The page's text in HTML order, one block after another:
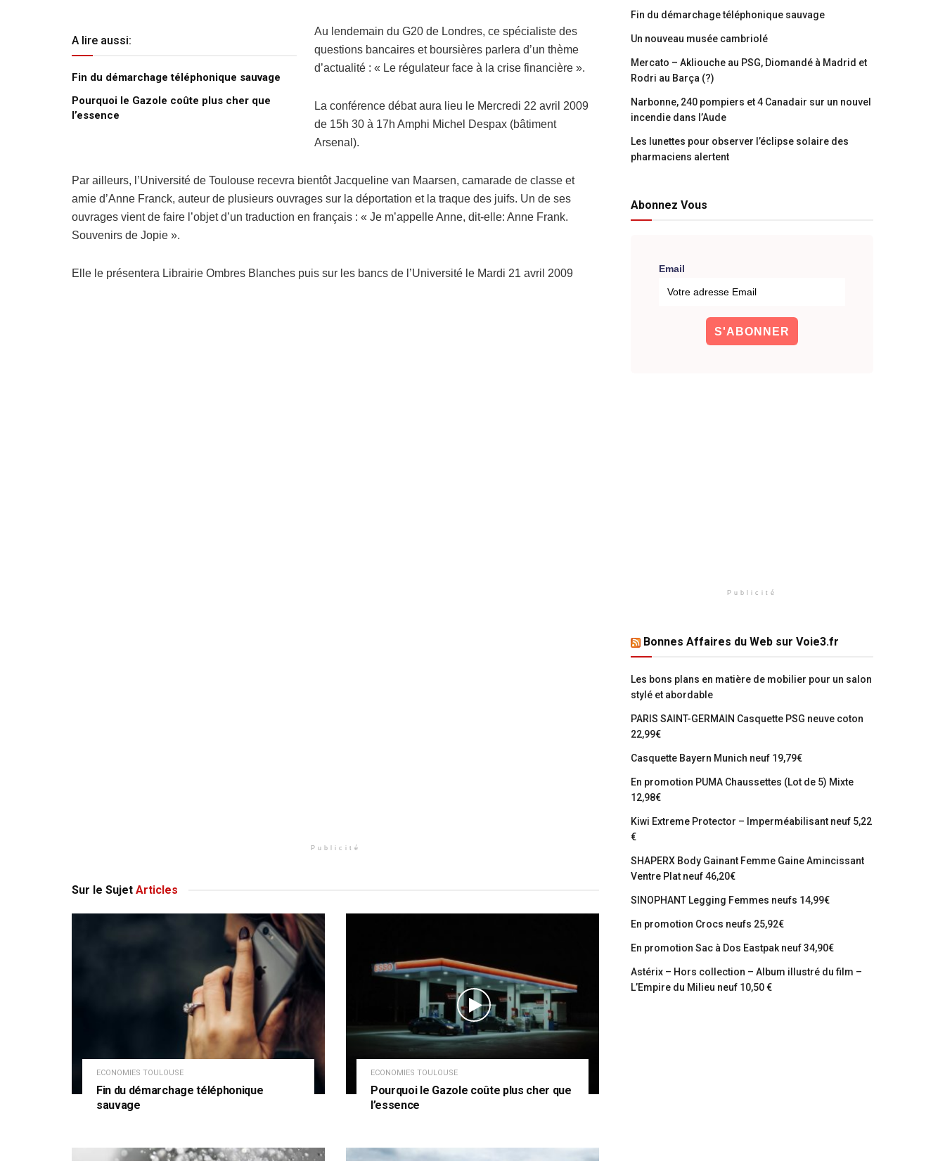
A lire aussi:
Fin du démarchage téléphonique sauvage
Pourquoi le Gazole coûte plus cher que
l’essence
Au lendemain du G20 de Londres, ce spécialiste des
questions bancaires et boursières parlera d’un thème
d’actualité : « Le régulateur face à la crise financière ».
La conférence débat aura lieu le Mercredi 22 avril 2009
de 15h 30 à 17h Amphi Michel Despax (bâtiment
Arsenal).
Par ailleurs, l’Université de Toulouse recevra bientôt Jacqueline van Maarsen, camarade de classe et
amie d’Anne Franck, auteur de plusieurs ouvrages sur la déportation et la traque des juifs. Un de ses
ouvrages vient de faire l’objet d’un traduction en français : « Je m’appelle Anne, dit-elle: Anne Frank.
Souvenirs de Jopie ».
Elle le présentera Librairie Ombres Blanches puis sur les bancs de l’Université le Mardi 21 avril 2009
Publicité
Sur le Sujet Articles
ECONOMIES TOULOUSE
Fin du démarchage téléphonique
sauvage
ECONOMIES TOULOUSE
Pourquoi le Gazole coûte plus cher que
l’essence
Fin du démarchage téléphonique sauvage
Un nouveau musée cambriolé
Mercato – Akliouche au PSG, Diomandé à Madrid et
Rodri au Barça (?)
Narbonne, 240 pompiers et 4 Canadair sur un nouvel
incendie dans l’Aude
Les lunettes pour observer l’éclipse solaire des
pharmaciens alertent
Abonnez Vous
Email
Publicité
Bonnes Affaires du Web sur Voie3.fr
Les bons plans en matière de mobilier pour un salon
stylé et abordable
PARIS SAINT-GERMAIN Casquette PSG neuve coton
22,99€
Casquette Bayern Munich neuf 19,79€
En promotion PUMA Chaussettes (Lot de 5) Mixte
12,98€
Kiwi Extreme Protector – Imperméabilisant neuf 5,22
€
SHAPERX Body Gainant Femme Gaine Amincissant
Ventre Plat neuf 46,20€
SINOPHANT Legging Femmes neufs 14,99€
En promotion Crocs neufs 25,92€
En promotion Sac à Dos Eastpak neuf 34,90€
Astérix – Hors collection – Album illustré du film –
L’Empire du Milieu neuf 10,50 €